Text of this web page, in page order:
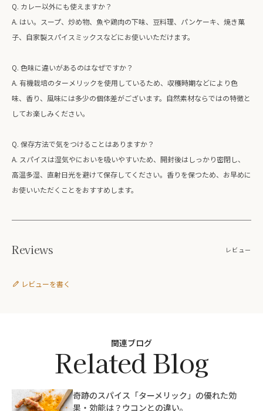
Q. カレー以外にも使えますか？
A. はい。スープ、炒め物、魚や鶏肉の下味、豆料理、パンケーキ、焼き菓
子、自家製スパイスミックスなどにお使いいただけます。
Q. 色味に違いがあるのはなぜですか？
A. 有機栽培のターメリックを使用しているため、収穫時期などにより色
味、香り、風味には多少の個体差がございます。自然素材ならではの特徴と
してお楽しみください。
Q. 保存方法で気をつけることはありますか？
A. スパイスは湿気やにおいを吸いやすいため、開封後はしっかり密閉し、
高温多湿、直射日光を避けて保存してください。香りを保つため、お早めに
お使いいただくことをおすすめします。
レビュー
Reviews
レビューを書く
関連ブログ
Related Blog
奇跡のスパイス「ターメリック」の優れた効
果・効能は？ウコンとの違い。